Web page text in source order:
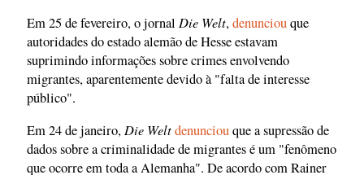
Em 25 de fevereiro, o jornal Die Welt,denunciouque
autoridades do estado alemão de Hesse estavam
suprimindo informações sobre crimes envolvendo
migrantes, aparentemente devido à "falta de interesse
público".
Em 24 de janeiro, Die Weltdenunciouque a supressão de
dados sobre a criminalidade de migrantes é um "fenômeno
que ocorre em toda a Alemanha". De acordo com Rainer